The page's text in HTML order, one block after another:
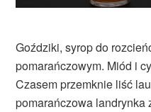
Goździki, syrop do
pomarańczowym. Miód i
Czasem przemknie liść
pomarańczowa landrynka